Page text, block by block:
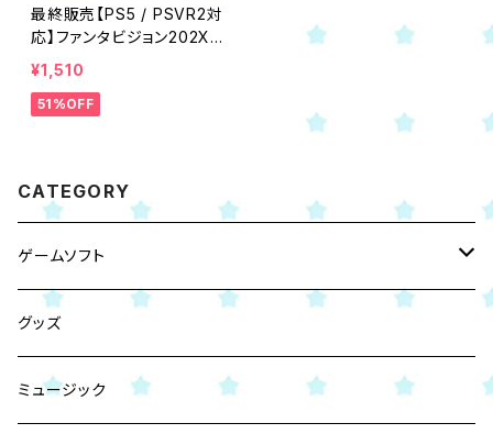
最終販売【PS5 / PSVR2対
応】ファンタビジョン202X
通常版
¥1,510
51%OFF
CATEGORY
ゲームソフト
Nintendo Switch
PS5
グッズ
ミュージック